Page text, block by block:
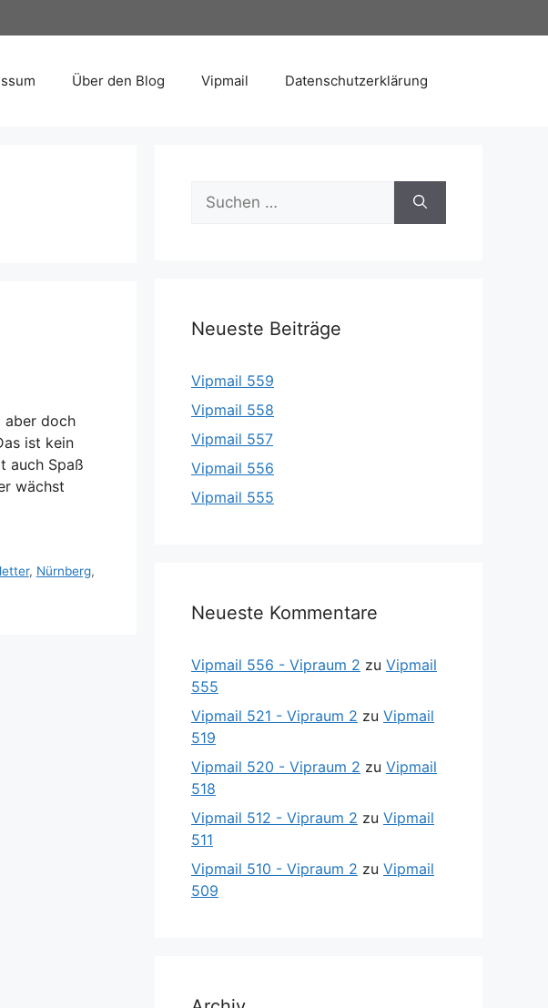
Über den Blog Vipmail Datenschutzerklärung
aber doch
ist kein
auch Spaß
wächst
, Nürnberg,
Suche
nach:
Neueste Beiträge
Vipmail 559
Vipmail 558
Vipmail 557
Vipmail 556
Vipmail 555
Neueste Kommentare
Vipmail 556 - Vipraum 2 zu Vipmail
555
Vipmail 521 - Vipraum 2 zu Vipmail
519
Vipmail 520 - Vipraum 2 zu Vipmail
518
Vipmail 512 - Vipraum 2 zu Vipmail
511
Vipmail 510 - Vipraum 2 zu Vipmail
509